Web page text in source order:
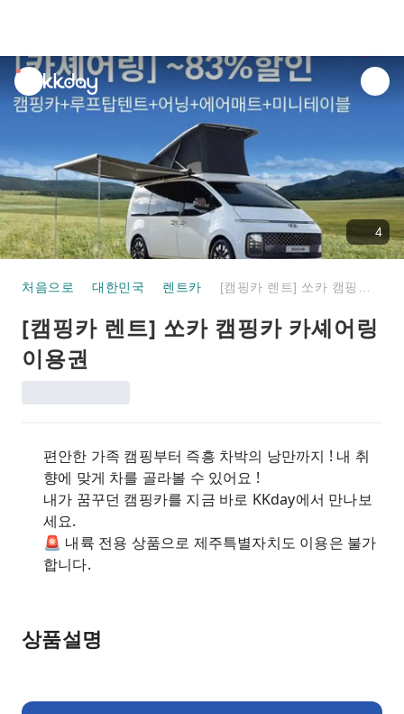
unread
notifications
4
처음으로 대한민국 렌트카
[캠핑카 렌트] 쏘카 캠핑카 카셰어링
이용권
편안한 가족 캠핑부터 즉흥 차박의 낭만까지 ! 내 취
향에 맞게 차를 골라볼 수 있어요 !
내가 꿈꾸던 캠핑카를 지금 바로 KKday에서 만나보
세요.
🚨 내륙 전용 상품으로 제주특별자치도 이용은 불가
합니다.
상품설명